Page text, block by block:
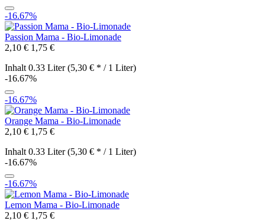
-16.67%
Passion Mama - Bio-Limonade
2,10 € 1,75 €
Inhalt 0.33 Liter(5,30 € * / 1 Liter)
-16.67%
-16.67%
Orange Mama - Bio-Limonade
2,10 € 1,75 €
Inhalt 0.33 Liter(5,30 € * / 1 Liter)
-16.67%
-16.67%
Lemon Mama - Bio-Limonade
2,10 € 1,75 €